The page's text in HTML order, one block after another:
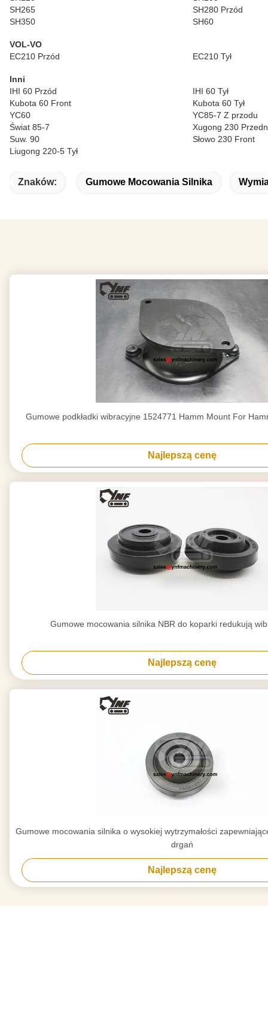
SH265
SH280 Przód
SH350
SH60
VOL-VO
EC210 Przód
EC210 Tył
Inni
IHI 60 Przód
IHI 60 Tył
Kubota 60 Front
Kubota 60 Tył
YC60
YC85-7 Z przodu
Świat 85-7
Xugong 230
Suw. 90
Słowo 230 Front
Liugong 220-5 Tył
Znaków: Gumowe Mocowania Silnika
Gumowe podkładki wibracyjne 1524771 Hamm Mount For
Najlepszą cenę
Gumowe mocowania silnika NBR do koparki redukują
Najlepszą cenę
Gumowe mocowania silnika o wysokiej wytrzymałości
drgań
Najlepszą cenę